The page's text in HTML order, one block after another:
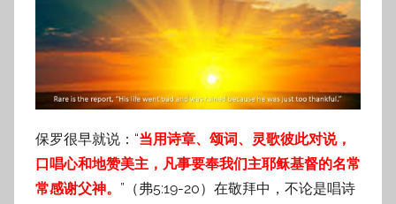
保罗很早就说：“当用诗章、颂词、灵歌彼此对说，
口唱心和地赞美主，凡事要奉我们主耶稣基督的名常
常感谢父神。 ”（弗5:19-20）在敬拜中，不论是唱诗